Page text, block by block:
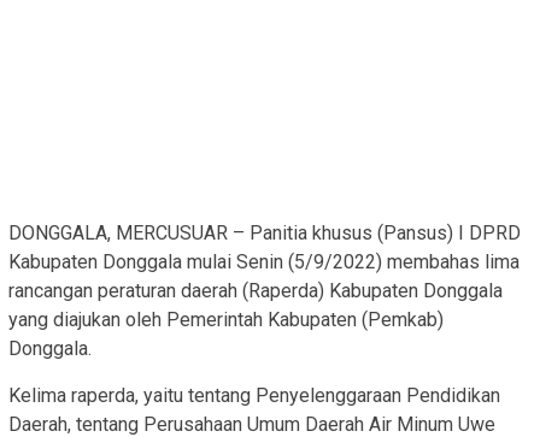
DONGGALA, MERCUSUAR – Panitia khusus (Pansus) I DPRD
Kabupaten Donggala mulai Senin (5/9/2022) membahas lima
rancangan peraturan daerah (Raperda) Kabupaten Donggala
yang diajukan oleh Pemerintah Kabupaten (Pemkab)
Donggala.
Kelima raperda, yaitu tentang Penyelenggaraan Pendidikan
Daerah, tentang Perusahaan Umum Daerah Air Minum Uwe